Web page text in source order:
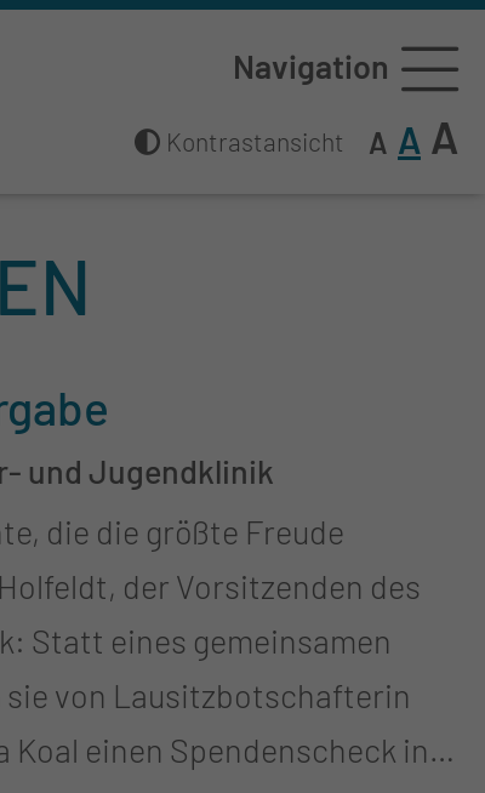
Kontrastansicht A A A
Navigation
und Jugendklinik
die die größte Freude
der Vorsitzenden des
sie von Lausitzbotschafterin
einen Spendenscheck in